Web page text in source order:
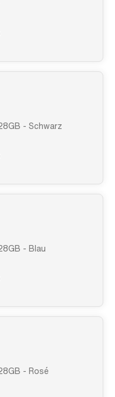
- Schwarz
- Blau
- Rosé